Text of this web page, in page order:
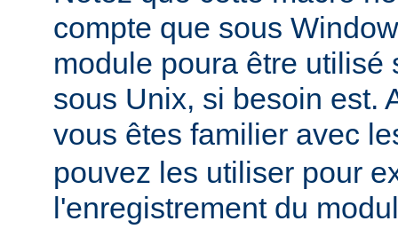
compte que sous
module poura être utilisé
sous Unix, si besoin est.
vous êtes familier avec
pouvez les utiliser pour
l'enregistrement du